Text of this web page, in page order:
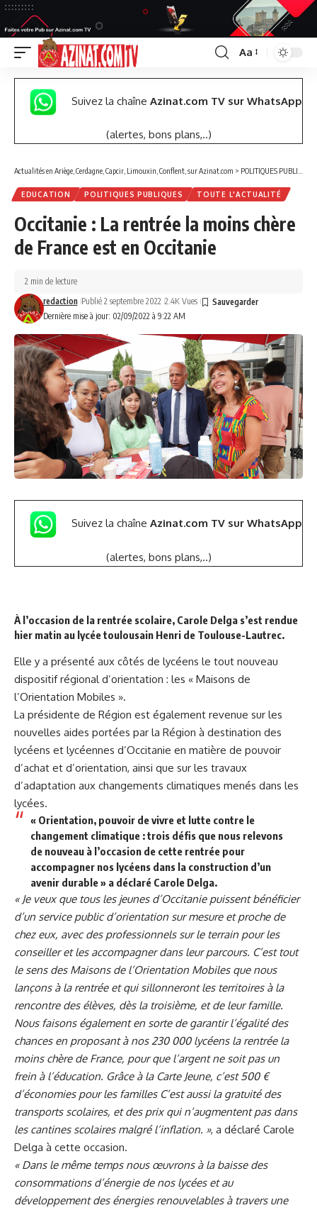
Font
Resizer
Aa
Suivez la chaîne Azinat.com TV sur WhatsApp
(alertes, bons plans,..)
Actualités en Ariège, Cerdagne, Capcir, Limouxin, Conflent, sur Azinat.com > POLITIQUES PUBLIQUES
EDUCATION POLITIQUES PUBLIQUES TOUTE L'ACTUALITÉ
Occitanie : La rentrée la moins chère
de France est en Occitanie
Dernière mise à jour: 02/09/2022 à 9:22 AM
redaction Publié 2 septembre 2022 2.4K Vues
2 min de lecture
Suivez la chaîne Azinat.com TV sur WhatsApp
(alertes, bons plans,..)
À l’occasion de la rentrée scolaire, Carole Delga s’est rendue
hier matin au lycée toulousain Henri de Toulouse-Lautrec.
Elle y a présenté aux côtés de lycéens le tout nouveau
dispositif régional d’orientation : les « Maisons de
l’Orientation Mobiles ».
La présidente de Région est également revenue sur les
nouvelles aides portées par la Région à destination des
lycéens et lycéennes d’Occitanie en matière de pouvoir
d’achat et d’orientation, ainsi que sur les travaux
d’adaptation aux changements climatiques menés dans les
lycées.
« Orientation, pouvoir de vivre et lutte contre le
changement climatique : trois défis que nous relevons
de nouveau à l’occasion de cette rentrée pour
accompagner nos lycéens dans la construction d’un
avenir durable » a déclaré Carole Delga.
« Je veux que tous les jeunes d’Occitanie puissent bénéficier
d’un service public d’orientation sur mesure et proche de
chez eux, avec des professionnels sur le terrain pour les
conseiller et les accompagner dans leur parcours. C’est tout
le sens des Maisons de l’Orientation Mobiles que nous
lançons à la rentrée et qui sillonneront les territoires à la
rencontre des élèves, dès la troisième, et de leur famille.
Nous faisons également en sorte de garantir l’égalité des
chances en proposant à nos 230 000 lycéens la rentrée la
moins chère de France, pour que l’argent ne soit pas un
frein à l’éducation. Grâce à la Carte Jeune, c’est 500 €
d’économies pour les familles C’est aussi la gratuité des
transports scolaires, et des prix qui n’augmentent pas dans
les cantines scolaires malgré l’inflation. », a déclaré Carole
Delga à cette occasion.
« Dans le même temps nous œuvrons à la baisse des
consommations d’énergie de nos lycées et au
développement des énergies renouvelables à travers une